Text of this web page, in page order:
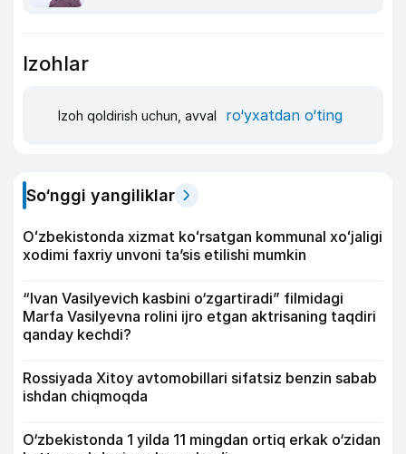
Izohlar
Izoh qoldirish uchun, avval ro‘yxatdan o‘ting
So‘nggi yangiliklar
Oʻzbekistonda xizmat koʻrsatgan kommunal xoʻjaligi
xodimi faxriy unvoni taʼsis etilishi mumkin
“Ivan Vasilyevich kasbini o‘zgartiradi” filmidagi
Marfa Vasilyevna rolini ijro etgan aktrisaning taqdiri
qanday kechdi?
Rossiyada Xitoy avtomobillari sifatsiz benzin sabab
ishdan chiqmoqda
O‘zbekistonda 1 yilda 11 mingdan ortiq erkak o‘zidan